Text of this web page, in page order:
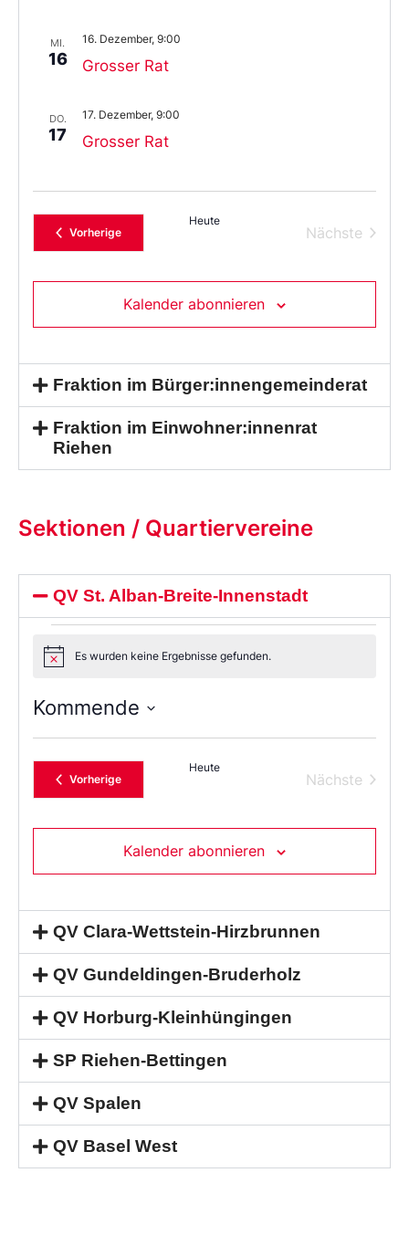
MI.
16 Grosser Rat
16. Dezember, 9:00
DO.
17 Grosser Rat
17. Dezember, 9:00
VorherigeVeranstaltungen
Heute
Nächste
Kalender abonnieren
Fraktion im Bürger:innengemeinderat
Fraktion im Einwohner:innenrat
Riehen
Sektionen / Quartiervereine
QV St. Alban-Breite-Innenstadt
NoticeEs wurden keine Ergebnisse gefunden.
Kommende
das
DatumVorherigeVeranstaltungen
Heute
Nächste
Kalender abonnieren
QV Clara-Wettstein-Hirzbrunnen
QV Gundeldingen-Bruderholz
QV Horburg-Kleinhüngingen
SP Riehen-Bettingen
QV Spalen
QV Basel West